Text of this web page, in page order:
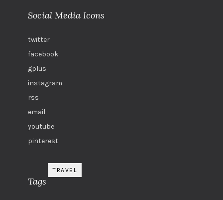
Social Media Icons
twitter
facebook
gplus
instagram
rss
email
youtube
pinterest
Tags
TRAVEL